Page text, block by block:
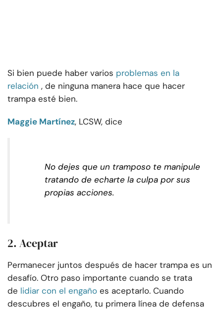
Si bien puede haber varios problemas en la
relación , de ninguna manera hace que hacer
trampa esté bien.
Maggie Martínez, LCSW, dice
No dejes que un tramposo te manipule
tratando de echarte la culpa por sus
propias acciones.
2. Aceptar
Permanecer juntos después de hacer trampa es un
desafío. Otro paso importante cuando se trata
de lidiar con el engaño es aceptarlo. Cuando
descubres el engaño, tu primera línea de defensa